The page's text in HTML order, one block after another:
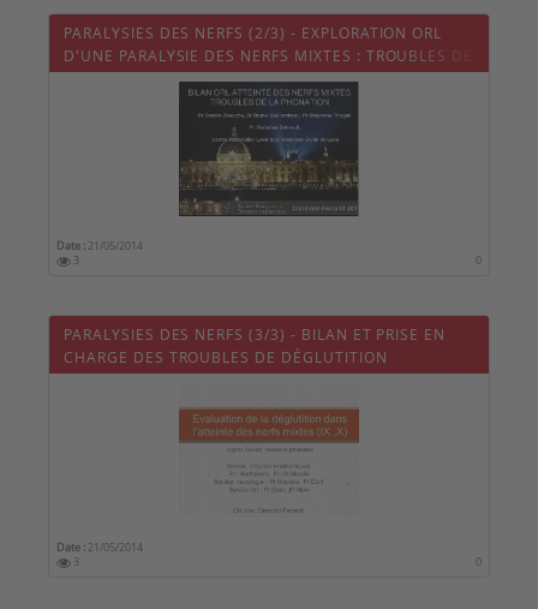
PARALYSIES DES NERFS (2/3) - EXPLORATION ORL
D'UNE PARALYSIE DES NERFS MIXTES : TROUBLES DE
LA PHONATION
Date : 21/05/2014
3
0
PARALYSIES DES NERFS (3/3) - BILAN ET PRISE EN
CHARGE DES TROUBLES DE DÉGLUTITION
Date : 21/05/2014
3
0